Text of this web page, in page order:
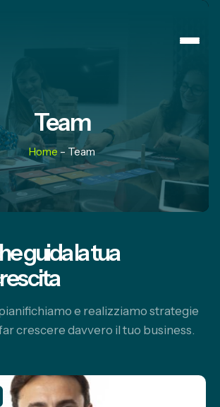
Team
Home – Team
guida la tua
e realizziamo strategie
crescere davvero il tuo business.